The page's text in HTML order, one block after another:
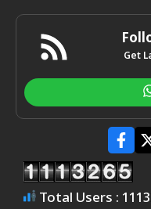
Get
Total Users :